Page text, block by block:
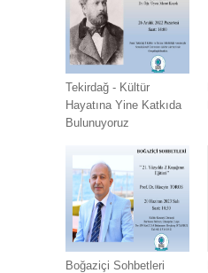
Tekirdağ - Kültür
Hayatına Yine Katkıda
Bulunuyoruz
Boğaziçi Sohbetleri